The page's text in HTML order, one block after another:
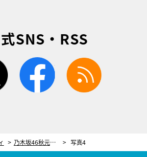
SNS・RSS
twitter facebook
乃木坂46秋元真夏も「刺さるなぁ」とうなる！“断捨離”の第一人者がその極意を解説 写真4